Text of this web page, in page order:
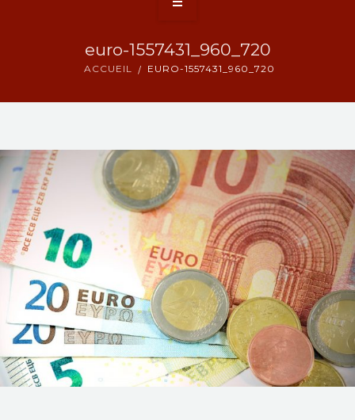
ACTUALITÉS
NOS ACTIONS
CONTACT
euro-1557431_960_720
ACCUEIL EURO-1557431_960_720